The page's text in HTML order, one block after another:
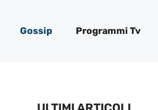
Gossip Programmi Tv